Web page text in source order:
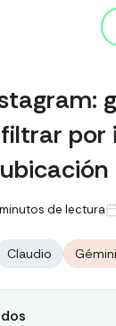
por
ubicación
minutos de lectura
Claudio